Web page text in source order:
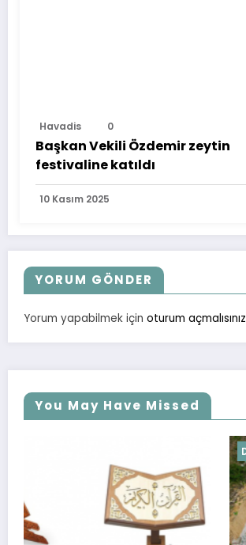
Havadis 0
Başkan Vekili Özdemir zeytin
festivaline katıldı
10 Kasım 2025
YORUM GÖNDER
Yorum yapabilmek için oturum açmalısınız
You May Have Missed